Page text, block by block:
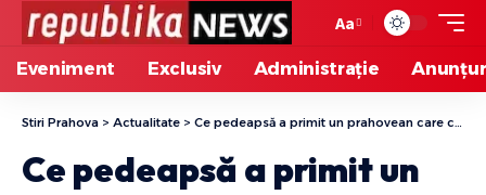
Aa
Eveniment Exclusiv Administrație
Stiri Prahova > Actualitate > Ce pedeapsă a primit un prahovean care circula cu permis de conducere fals
Ce pedeapsă a primit un